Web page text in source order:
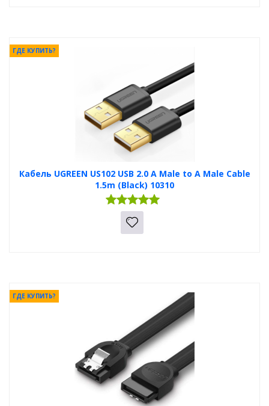
Кабель UGREEN US102 USB 2.0 A Male to A Male Cable
1.5m (Black) 10310
ГДЕ КУПИТЬ?
ГДЕ КУПИТЬ?